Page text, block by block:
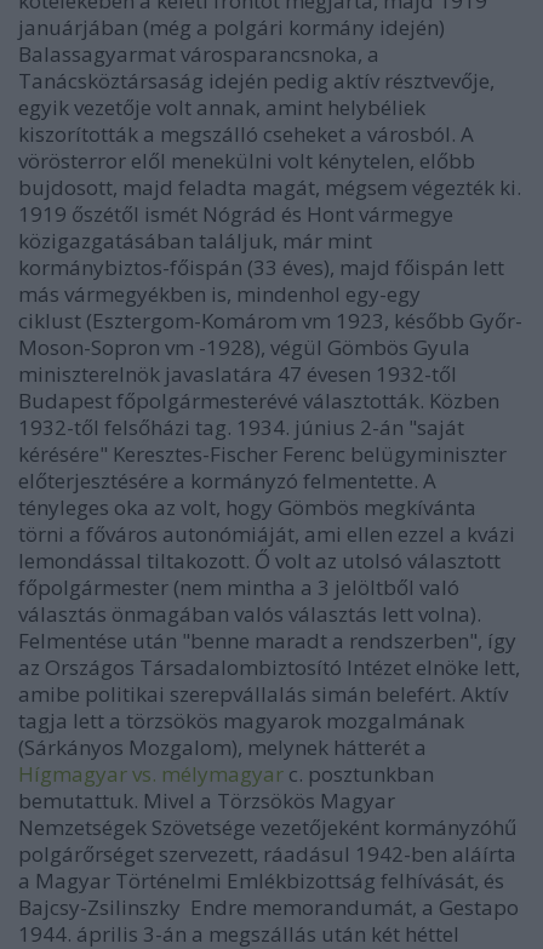
januárjában (még a polgári kormány idején)
Balassagyarmat városparancsnoka, a
Tanácsköztársaság idején pedig aktív résztvevője,
egyik vezetője volt annak, amint helybéliek
kiszorították a megszálló cseheket a városból. A
vörösterror elől menekülni volt kénytelen, előbb
bujdosott, majd feladta magát, mégsem végezték ki.
1919 őszétől ismét Nógrád és Hont vármegye
közigazgatásában találjuk, már mint
kormánybiztos-főispán (33 éves), majd főispán lett
más vármegyékben is, mindenhol egy-egy
ciklust (Esztergom-Komárom vm 1923, később Győr-
Moson-Sopron vm -1928), végül Gömbös Gyula
miniszterelnök javaslatára 47 évesen 1932-től
Budapest főpolgármesterévé választották. Közben
1932-től felsőházi tag. 1934. június 2-án "saját
kérésére" Keresztes-Fischer Ferenc belügyminiszter
előterjesztésére a kormányzó felmentette. A
tényleges oka az volt, hogy Gömbös megkívánta
törni a főváros autonómiáját, ami ellen ezzel a kvázi
lemondással tiltakozott. Ő volt az utolsó választott
főpolgármester (nem mintha a 3 jelöltből való
választás önmagában valós választás lett volna).
Felmentése után "benne maradt a rendszerben", így
az Országos Társadalombiztosító Intézet elnöke lett,
amibe politikai szerepvállalás simán belefért. Aktív
tagja lett a törzsökös magyarok mozgalmának
(Sárkányos Mozgalom), melynek hátterét a
Hígmagyar vs. mélymagyar c. posztunkban
bemutattuk. Mivel a Törzsökös Magyar
Nemzetségek Szövetsége vezetőjeként kormányzóhű
polgárőrséget szervezett, ráadásul 1942-ben aláírta
a Magyar Történelmi Emlékbizottság felhívását, és
Bajcsy-Zsilinszky Endre memorandumát, a Gestapo
1944. április 3-án a megszállás után két héttel